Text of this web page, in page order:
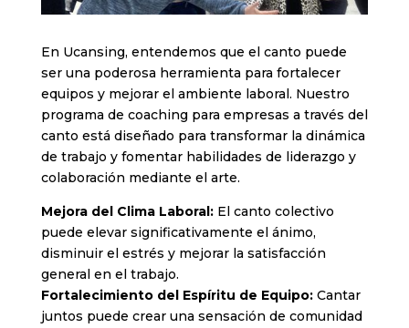
En Ucansing, entendemos que el canto puede
ser una poderosa herramienta para fortalecer
equipos y mejorar el ambiente laboral. Nuestro
programa de coaching para empresas a través del
canto está diseñado para transformar la dinámica
de trabajo y fomentar habilidades de liderazgo y
colaboración mediante el arte.
Mejora del Clima Laboral:El canto colectivo
puede elevar significativamente el ánimo,
disminuir el estrés y mejorar la satisfacción
general en el trabajo.
Fortalecimiento del Espíritu de Equipo:Cantar
juntos puede crear una sensación de comunidad